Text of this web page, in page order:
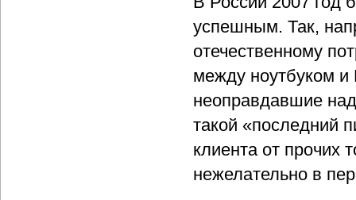
успешным. Так,
отечественному
между ноутбуком
неоправдавшие
такой «последний
клиента от прочих
нежелательно в